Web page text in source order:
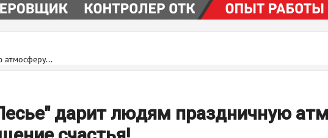
атмосферу...
дарит людям праздничную